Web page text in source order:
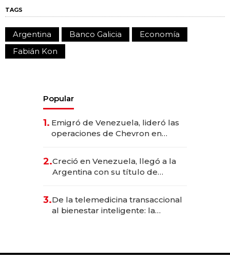
TAGS
Argentina Banco Galicia
Economía
Fabián Kon
Popular
1. Emigró de Venezuela, lideró las
operaciones de Chevron en
2.Creció en Venezuela, llegó a la
Argentina con su título de
las marcas "fast premium"
3.De la telemedicina transaccional
al bienestar inteligente: la